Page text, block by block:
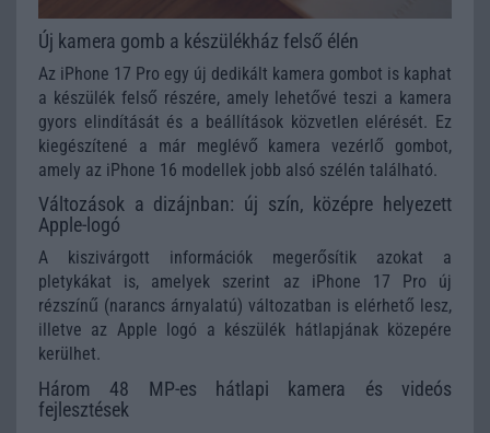
Új kamera gomb a készülékház felső élén
Az iPhone 17 Pro egy új dedikált kamera gombot is kaphat
a készülék felső részére, amely lehetővé teszi a kamera
gyors elindítását és a beállítások közvetlen elérését. Ez
kiegészítené a már meglévő kamera vezérlő gombot,
amely az iPhone 16 modellek jobb alsó szélén található.
Változások a dizájnban: új szín, középre helyezett
Apple-logó
A kiszivárgott információk megerősítik azokat a
pletykákat is, amelyek szerint az iPhone 17 Pro új
rézszínű (narancs árnyalatú) változatban is elérhető lesz,
illetve az Apple logó a készülék hátlapjának közepére
kerülhet.
Három 48 MP-es hátlapi kamera és videós
fejlesztések